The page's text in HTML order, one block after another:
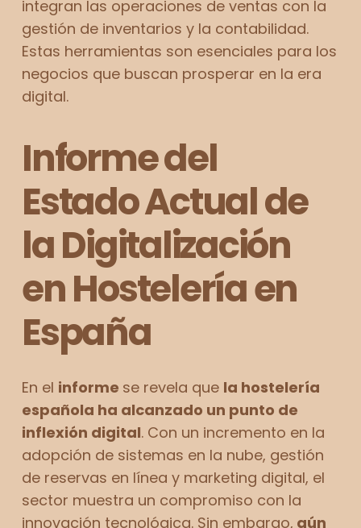
integran las operaciones de ventas con la
gestión de inventarios y la contabilidad.
Estas herramientas son esenciales para los
negocios que buscan prosperar en la era
digital.
Informe del
Estado Actual de
la Digitalización
en Hostelería en
España
En el informe se revela que la hostelería
española ha alcanzado un punto de
inflexión digital. Con un incremento en la
adopción de sistemas en la nube, gestión
de reservas en línea y marketing digital, el
sector muestra un compromiso con la
innovación tecnológica. Sin embargo, aún